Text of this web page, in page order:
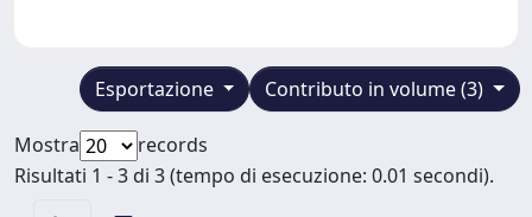
Contributo in volume (3)
Esportazione
Mostra
records
Risultati 1 - 3 di 3 (tempo di esecuzione: 0.01 secondi).